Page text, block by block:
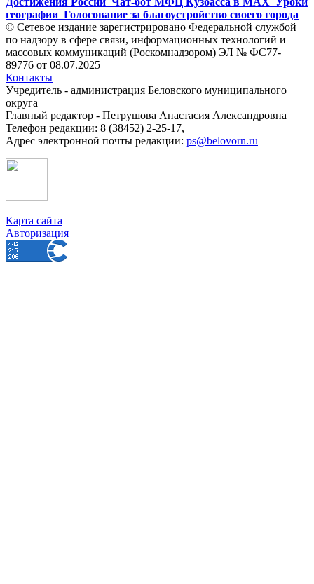
географии Голосование за благоустройство своего города
© Сетевое издание зарегистрировано Федеральной службой
по надзору в сфере связи, информационных технологий и
массовых коммуникаций (Роскомнадзором) ЭЛ № ФС77-
89776 от 08.07.2025
Контакты
Учредитель - администрация Беловского муниципального
округа
Главный редактор - Петрушова Анастасия Александровна
Телефон редакции: 8 (38452) 2-25-17,
Адрес электронной почты редакции: ps@belovorn.ru
Карта сайта
Авторизация